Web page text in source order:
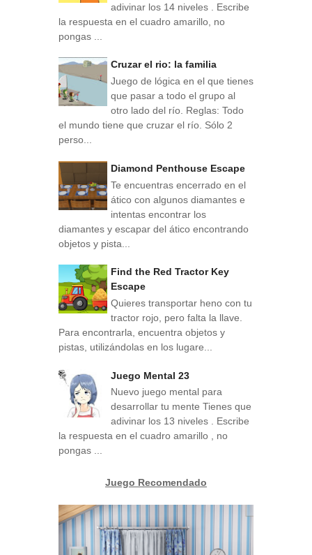
adivinar los 14 niveles . Escribe
la respuesta en el cuadro amarillo, no
pongas ...
Cruzar el rio: la familia
Juego de lógica en el que tienes
que pasar a todo el grupo al
otro lado del río. Reglas: Todo
el mundo tiene que cruzar el río. Sólo 2
perso...
Diamond Penthouse Escape
Te encuentras encerrado en el
ático con algunos diamantes e
intentas encontrar los
diamantes y escapar del ático encontrando
objetos y pista...
Find the Red Tractor Key
Escape
Quieres transportar heno con tu
tractor rojo, pero falta la llave.
Para encontrarla, encuentra objetos y
pistas, utilizándolas en los lugare...
Juego Mental 23
Nuevo juego mental para
desarrollar tu mente Tienes que
adivinar los 13 niveles . Escribe
la respuesta en el cuadro amarillo , no
pongas ...
Juego Recomendado